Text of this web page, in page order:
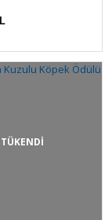
TÜKENDİ